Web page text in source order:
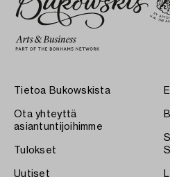
Tietoa Bukowskista
Ota yhteyttä
asiantuntijoihimme
Tulokset
Uutiset